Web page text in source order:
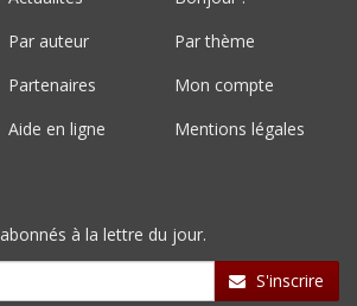
Par auteur
Par thème
Partenaires
Mon compte
Aide en ligne Mentions légales
abonnés à la lettre du jour.
S'inscrire